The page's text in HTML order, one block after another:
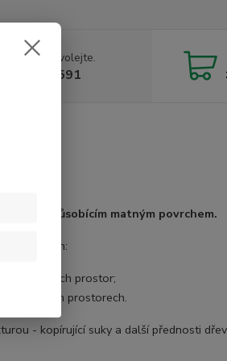
si rady? Zavolejte.
731 199 591
přirozeně působícím matným povrchem.
komerčních prostor;
komerčních prostorech.
- kopírující suky a další přednosti